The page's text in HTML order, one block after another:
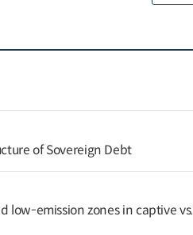
of Sovereign Debt
low-emission zones in captive vs.